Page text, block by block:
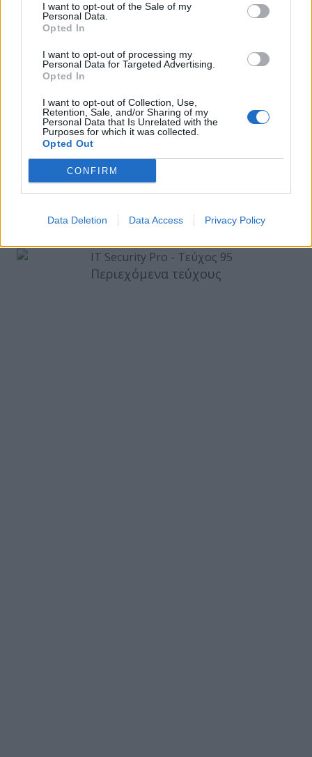
I want to opt-out of the Sale of my
Personal Data.
Opted In
I want to opt-out of processing my
Personal Data for Targeted Advertising.
Opted In
I want to opt-out of Collection, Use,
Retention, Sale, and/or Sharing of my
Personal Data that Is Unrelated with the
Purposes for which it was collected.
Opted Out
CONFIRM
Data Deletion Data Access Privacy Policy
Η πληρέστερη και πιο τεχνολογικά
προηγμένη τεχνολογία σε Endpoint Security
Check Point Sandblast Zero-Day Protection
ΕΓΓΡΑΦΗ ΣΤΟ NEWSLETTER
ΤΕΛΕΥΤΑΙΟ ΤΕΥΧΟΣ
Περιεχόμενα τεύχους